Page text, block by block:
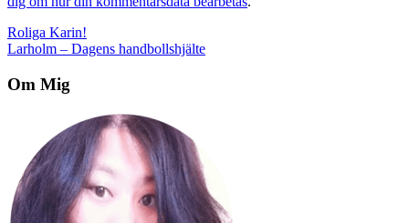
Inläggsnavigering
Roliga Karin!
Larholm – Dagens handbollshjälte
Om Mig